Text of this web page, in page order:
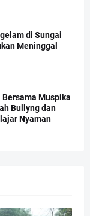
di Sungai
Meninggal
Muspika
Bullyng dan
Nyaman